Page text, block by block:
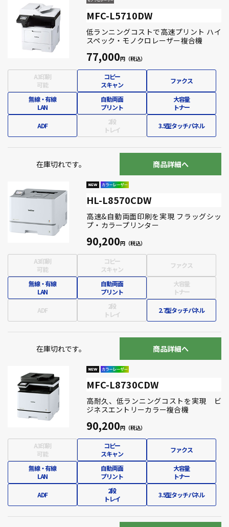
MFC-L5710DW
低ランニングコストで高速プリント ハイ
スペック・モノクロレーザー複合機
77,000
A3印刷
可能
コピー
スキャン
ファクス
無線・有線
LAN
自動両面
プリント
大容量
トナー
ADF
2段
トレイ
3.5型タッチパネル
在庫切れです。 商品詳細へ
HL-L8570CDW
高速&自動両面印刷を実現 フラッグシッ
プ・カラープリンター
90,200
A3印刷
可能
コピー
スキャン
ファクス
無線・有線
LAN
自動両面
プリント
大容量
トナー
ADF
2段
トレイ
2.7型タッチパネル
在庫切れです。 商品詳細へ
MFC-L8730CDW
高耐久、低ランニングコストを実現 ビ
ジネスエントリーカラー複合機
90,200
A3印刷
可能
コピー
スキャン
ファクス
無線・有線
LAN
自動両面
プリント
大容量
トナー
ADF
2段
トレイ
3.5型タッチパネル